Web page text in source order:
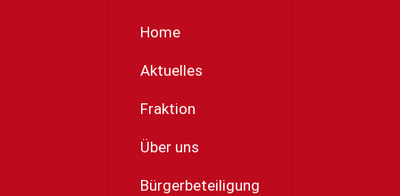
Home
Aktuelles
Fraktion
Über uns
Bürgerbeteiligung